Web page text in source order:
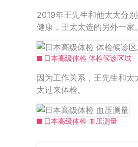
2019年王先生和他太太分
健康，王太太选的另外一家
日本高级体检 体检候诊区域
因为工作关系，王先生和
太过来体检。
日本高级体检 血压测量